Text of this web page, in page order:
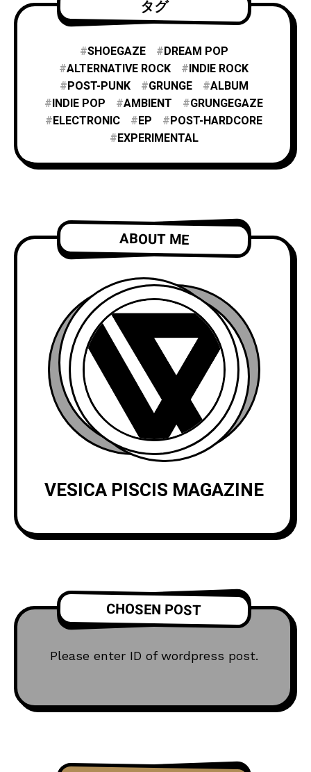
タグ
SHOEGAZE
DREAM POP
ALTERNATIVE ROCK
INDIE ROCK
POST-PUNK
GRUNGE
ALBUM
INDIE POP
AMBIENT
GRUNGEGAZE
ELECTRONIC
EP
POST-HARDCORE
EXPERIMENTAL
ABOUT ME
VESICA PISCIS MAGAZINE
CHOSEN POST
Please enter ID of wordpress post.